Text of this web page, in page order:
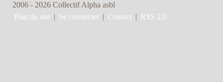
2006 - 2026 Collectif Alpha asbl
Plan du site | Se connecter | Contact | RSS 2.0